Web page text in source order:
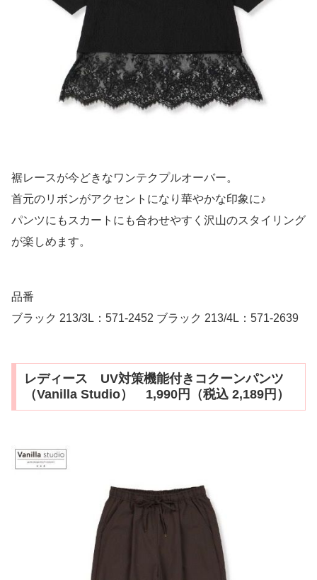
裾レースが今どきなワンテクプルオーバー。
首元のリボンがアクセントになり華やかな印象に♪
パンツにもスカートにも合わせやすく沢山のスタイリング
が楽しめます。
品番
ブラック 213/3L：571-2452 ブラック 213/4L：571-2639
レディース UV対策機能付きコクーンパンツ
（Vanilla Studio） 1,990円（税込 2,189円）